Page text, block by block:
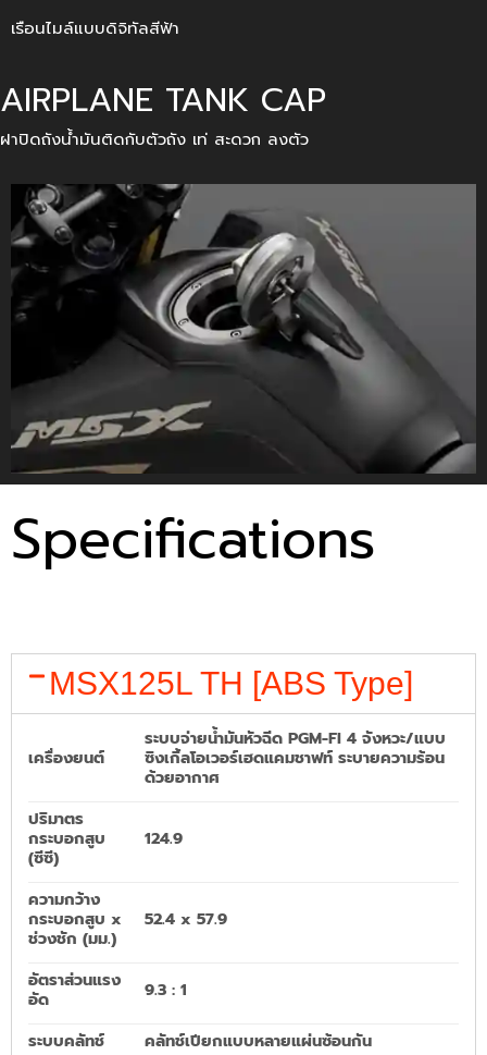
เรือนไมล์แบบดิจิทัลสีฟ้า
AIRPLANE TANK CAP
ฝาปิดถังน้ำมันติดกับตัวถัง เท่ สะดวก ลงตัว
Specifications
MSX125L TH [ABS Type]
เครื่องยนต์
ระบบจ่ายน้ำมันหัวฉีด PGM-FI 4 จังหวะ/แบบ
ซิงเกิ้ลโอเวอร์เฮดแคมชาฟท์ ระบายความร้อน
ด้วยอากาศ
ปริมาตร
กระบอกสูบ
(ซีซี)
124.9
ความกว้าง
กระบอกสูบ x
ช่วงชัก (มม.)
52.4 x 57.9
อัตราส่วนแรง
อัด
9.3 : 1
ระบบคลัทช์
คลัทช์เปียกแบบหลายแผ่นซ้อนกัน